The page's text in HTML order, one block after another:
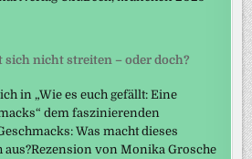
sich nicht streiten – oder doch?
in „Wie es euch gefällt: Eine
dem faszinierenden
Was macht dieses
aus?Rezension von Monika Grosche